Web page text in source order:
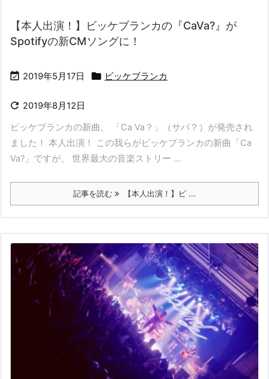
【本人出演！】ビッケブランカの『CaVa?』が
Spotifyの新CMソングに！
 2019年5月17日  ビッケブランカ
 2019年8月12日
ビッケブランカの新曲、 「Ca Va？」（サバ？）が発売され
ました！ 本人出演！ この我らがビッケブランカの新曲「Ca
Va?」ですが、 世界最大の音楽ストリー ...
記事を読む 【本人出演！】ビ ...